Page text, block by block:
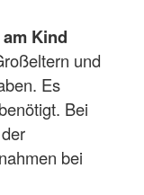
Kind
und
Es
Bei
bei